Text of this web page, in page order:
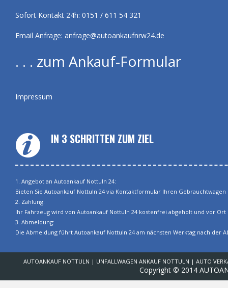
Sofort Kontakt 24h: 0151 / 611 54 321
Email Anfrage: anfrage@autoankaufnrw24.de
. . . zum Ankauf-Formular
Impressum
IN 3 SCHRITTEN ZUM ZIEL
1. Angebot an Autoankauf Nottuln 24:
Bieten Sie Autoankauf Nottuln 24 via Kontaktformular Ihren
2. Zahlung:
Ihr Fahrzeug wird von Autoankauf Nottuln 24 kostenfrei abgeholt und vor Ort
3. Abmeldung:
Die Abmeldung führt Autoankauf Nottuln 24 am nächsten Werktag nach der
AUTOANKAUF NOTTULN | UNFALLWAGEN ANKAUF NOTTULN | AUTO
Copyright © 2014